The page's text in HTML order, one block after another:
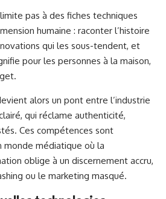
pas à des fiches techniques
humaine : raconter l’histoire
qui les sous-tendent, et
pour les personnes à la maison,
alors un pont entre l’industrie
qui réclame authenticité,
Ces compétences sont
monde médiatique où la
oblige à un discernement accru,
ou le marketing masqué.